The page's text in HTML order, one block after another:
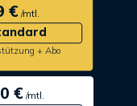
€/mtl.
+ Abo
€ /mtl.